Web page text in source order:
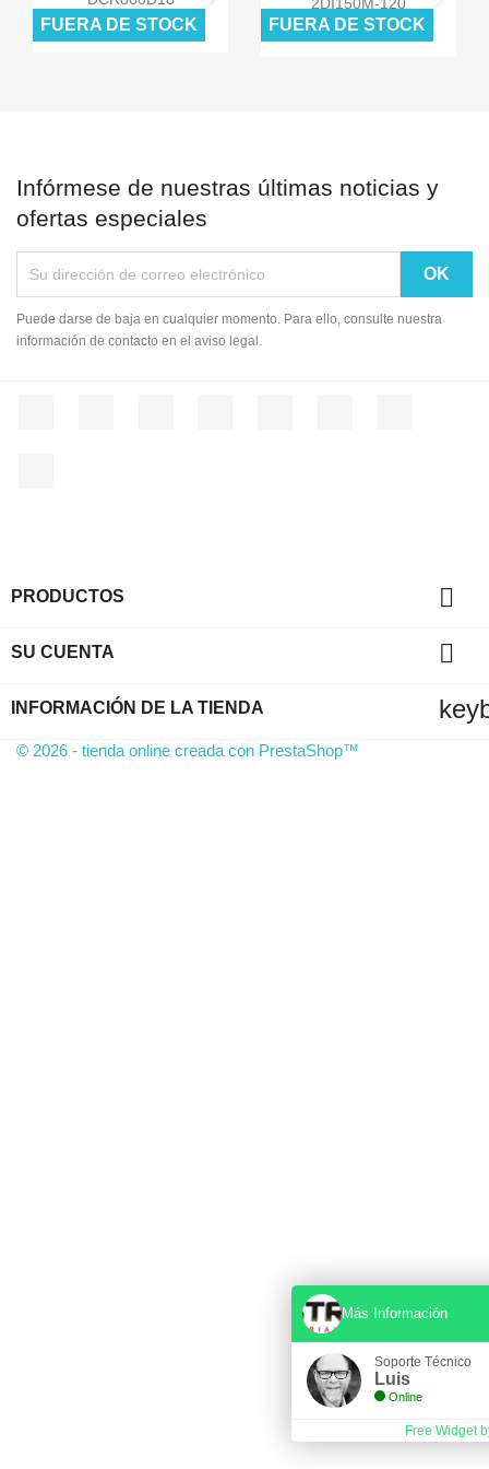
$ 0,00 $ 0,00
FUERA DE STOCK
2DI150M-120
$ 0,00 $ 0,00
FUERA DE STOCK
Infórmese de nuestras últimas noticias y
ofertas especiales
Puede darse de baja en cualquier momento. Para ello, consulte nuestra
información de contacto en el aviso legal.
PRODUCTOS 
SU CUENTA 
INFORMACIÓN DE LA TIENDA
© 2026 - tienda online creada con PrestaShop™
Más Información
Soporte Técnico
Luis
Online
Free Widget